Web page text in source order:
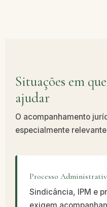
Situações em
ajudar
O acompanhamento
especialmente
Processo
Sindicância, IPM e